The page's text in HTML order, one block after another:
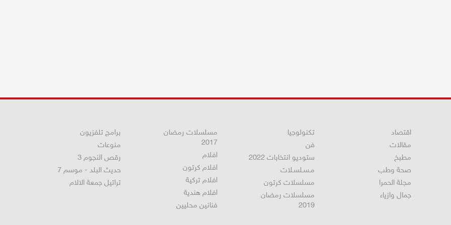
اقتصاد
مقالات
مطبخ
صحة وطب
مجلة الحمرا
جمال وازياء
تكنولوجيا
فن
ستوديو انتخابات 2022
مـسـلسـلات
مسلسلات كرتون
مسلسلات رمضان
2019
مسلسلات رمضان
2017
افلام
افلام كرتون
افلام تركية
افلام هندية
فنانين محليين
برامج تلفزيون
منوعات
رقص النجوم 3
حديث البلد - موسم 7
تراتيل جمعة الالام